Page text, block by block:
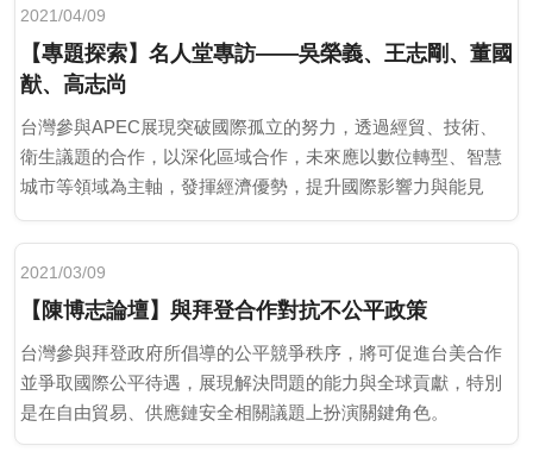
2021/04/09
【專題探索】名人堂專訪——吳榮義、王志剛、董國
猷、高志尚
台灣參與APEC展現突破國際孤立的努力，透過經貿、技術、
衛生議題的合作，以深化區域合作，未來應以數位轉型、智慧
城市等領域為主軸，發揮經濟優勢，提升國際影響力與能見
度。
2021/03/09
【陳博志論壇】與拜登合作對抗不公平政策
台灣參與拜登政府所倡導的公平競爭秩序，將可促進台美合作
並爭取國際公平待遇，展現解決問題的能力與全球貢獻，特別
是在自由貿易、供應鏈安全相關議題上扮演關鍵角色。